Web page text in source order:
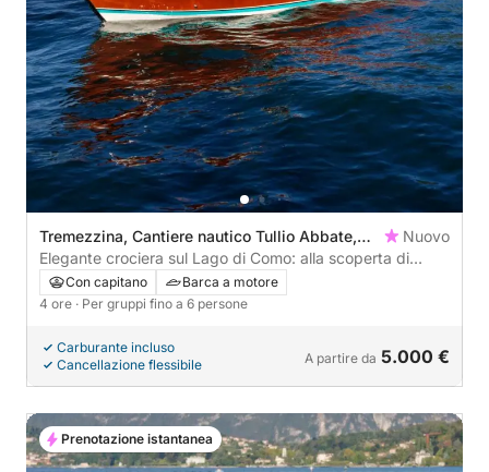
Tremezzina, Cantiere nautico Tullio Abbate,
Italy
Nuovo
Elegante crociera sul Lago di Como: alla scoperta di
angoli nascosti.
Con capitano
Barca a motore
4 ore · Per gruppi fino a 6 persone
Carburante incluso
Cancellazione flessibile
A partire da 5.000 €
Prenotazione istantanea